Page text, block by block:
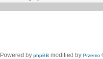
Powered by phpBB modified by Przemo